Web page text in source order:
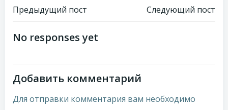
Навигация
по
Предыдущий пост
Навигация
Следующий пост
No responses yet
Добавить комментарий
Для отправки комментария вам необходимо